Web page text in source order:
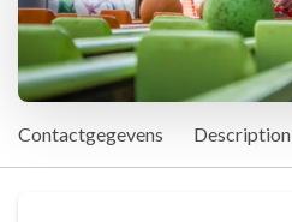
Contactgegevens Description